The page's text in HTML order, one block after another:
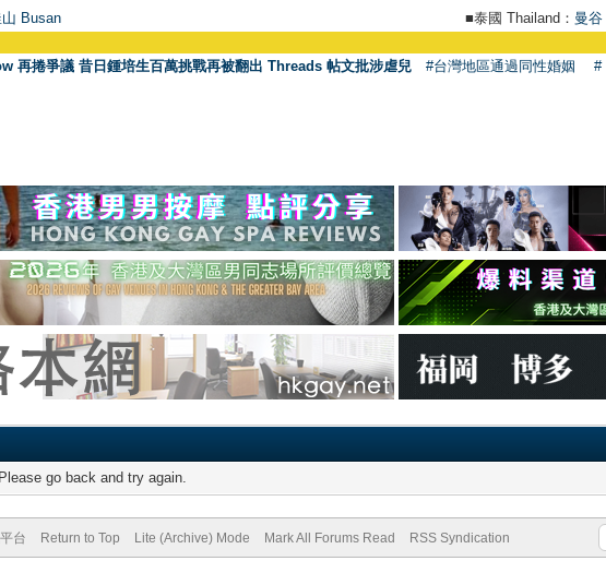
Busan ■泰國 Thailand： 曼
再捲爭議 昔日鍾培生百萬挑戰再被翻出 Threads 帖文批涉虐兒 #台灣地區通過同性婚姻 #
go back and try again.
台 Return to Top Lite (Archive) Mode Mark All Forums Read RSS Syndication